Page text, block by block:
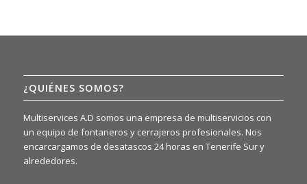
¿QUIÉNES SOMOS?
Multiservices A.D somos una empresa de multiservicios con
un equipo de fontaneros y cerrajeros profesionales. Nos
encarcargamos de desatascos 24 horas en Tenerife Sur y
alrededores.